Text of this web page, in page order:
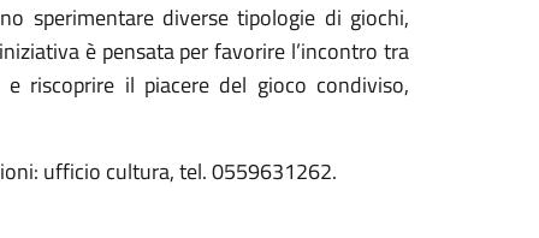
sperimentare diverse tipologie di giochi,
è pensata per favorire l’incontro tra
riscoprire il piacere del gioco condiviso,
ufficio cultura, tel. 0559631262.